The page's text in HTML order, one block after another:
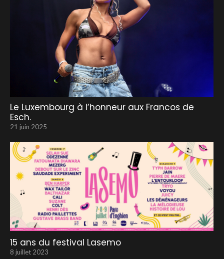
Le Luxembourg à l’honneur aux Francos de
Esch.
21 juin 2025
15 ans du festival Lasemo
8 juillet 2023